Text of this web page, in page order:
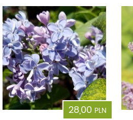
28,00 PLN